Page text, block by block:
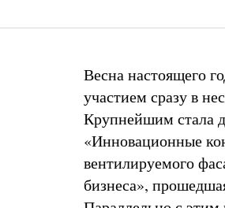
Весна настоящего
участием сразу в
Крупнейшим стала
«Инновационные
вентилируемого
бизнеса»,